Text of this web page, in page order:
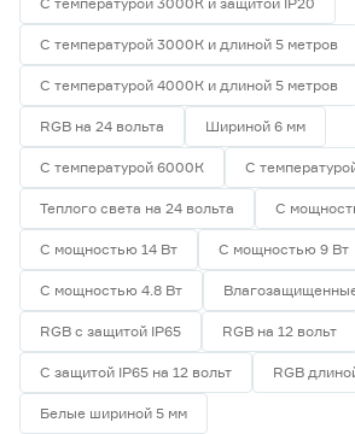
С температурой 3000К и длиной 5 метров
С температурой 4000К и длиной 5 метров
RGB на 24 вольта Шириной 6 мм
С температурой 6000К С
Теплого света на 24 вольта С
С мощностью 14 Вт С мощностью 9 Вт
С мощностью 4.8 Вт
RGB с защитой IP65 RGB на 12 вольт
С защитой IP65 на 12 вольт RGB
Белые шириной 5 мм